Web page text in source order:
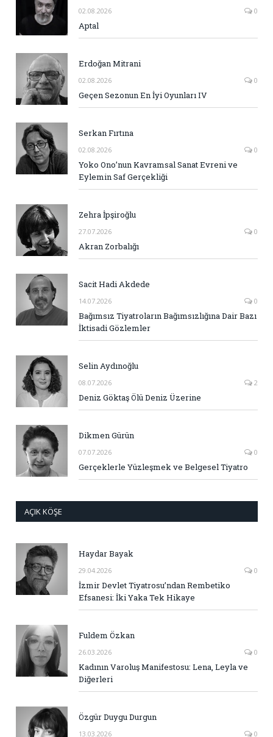
02.08.2026 0
Aptal
Erdoğan Mitrani
02.08.2026 0
Geçen Sezonun En İyi Oyunları IV
Serkan Fırtına
02.08.2026 0
Yoko Ono’nun Kavramsal Sanat Evreni ve
Eylemin Saf Gerçekliği
Zehra İpşiroğlu
27.07.2026 0
Akran Zorbalığı
Sacit Hadi Akdede
14.07.2026 0
Bağımsız Tiyatroların Bağımsızlığına Dair Bazı
İktisadi Gözlemler
Selin Aydınoğlu
08.07.2026 2
Deniz Göktaş Ölü Deniz Üzerine
Dikmen Gürün
07.07.2026 0
Gerçeklerle Yüzleşmek ve Belgesel Tiyatro
AÇIK KÖŞE
Haydar Bayak
29.04.2026 0
İzmir Devlet Tiyatrosu’ndan Rembetiko
Efsanesi: İki Yaka Tek Hikaye
Fuldem Özkan
26.03.2026 0
Kadının Varoluş Manifestosu: Lena, Leyla ve
Diğerleri
Özgür Duygu Durgun
13.03.2026 0